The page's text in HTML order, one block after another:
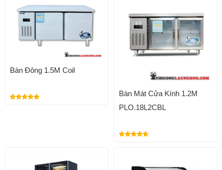
Bàn Đông 1.5M Coil
Bàn Mát Cửa Kính 1.2M
PLO.18L2CBL